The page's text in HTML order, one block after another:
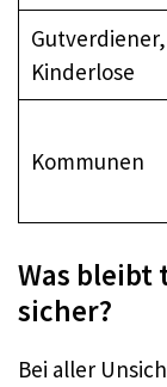
Gutverdiener,
Kinderlose
Kommunen
Was
sicher?
Bei aller